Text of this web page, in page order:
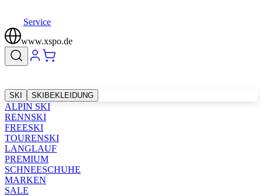
Service
www.xspo.de
SKI SKIBEKLEIDUNG
ALPIN SKI
RENNSKI
FREESKI
TOURENSKI
LANGLAUF
PREMIUM
SCHNEESCHUHE
MARKEN
SALE